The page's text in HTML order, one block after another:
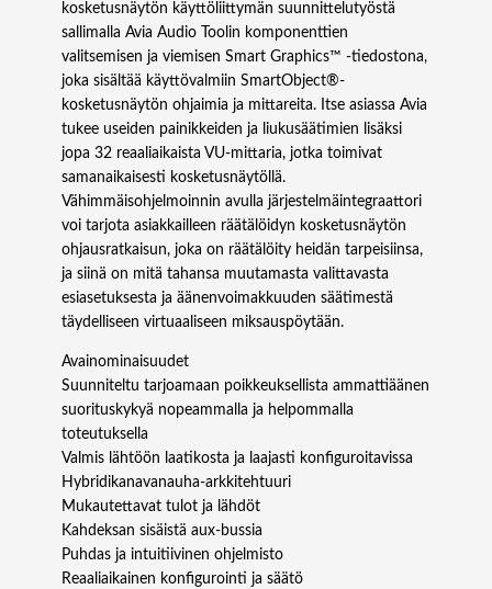
kosketusnäytön käyttöliittymän suunnittelutyöstä
sallimalla Avia Audio Toolin komponenttien
valitsemisen ja viemisen Smart Graphics™ -tiedostona,
joka sisältää käyttövalmiin SmartObject®-
kosketusnäytön ohjaimia ja mittareita. Itse asiassa Avia
tukee useiden painikkeiden ja liukusäätimien lisäksi
jopa 32 reaaliaikaista VU-mittaria, jotka toimivat
samanaikaisesti kosketusnäytöllä.
Vähimmäisohjelmoinnin avulla järjestelmäintegraattori
voi tarjota asiakkailleen räätälöidyn kosketusnäytön
ohjausratkaisun, joka on räätälöity heidän tarpeisiinsa,
ja siinä on mitä tahansa muutamasta valittavasta
esiasetuksesta ja äänenvoimakkuuden säätimestä
täydelliseen virtuaaliseen miksauspöytään.
Avainominaisuudet
Suunniteltu tarjoamaan poikkeuksellista ammattiäänen
suorituskykyä nopeammalla ja helpommalla
toteutuksella
Valmis lähtöön laatikosta ja laajasti konfiguroitavissa
Hybridikanavanauha-arkkitehtuuri
Mukautettavat tulot ja lähdöt
Kahdeksan sisäistä aux-bussia
Puhdas ja intuitiivinen ohjelmisto
Reaaliaikainen konfigurointi ja säätö